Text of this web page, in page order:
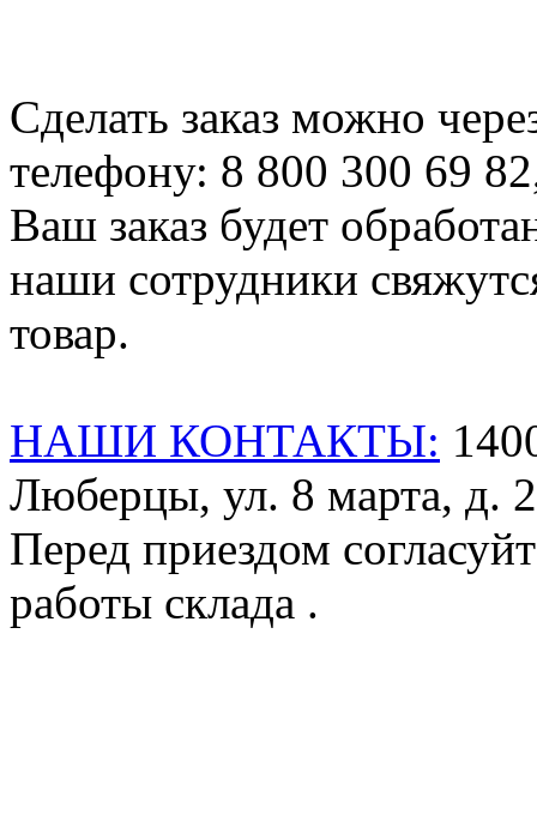
Сделать заказ можно
телефону: 8 800 300 69
Ваш заказ будет
наши сотрудники
товар.
НАШИ КОНТАКТЫ:
Люберцы, ул. 8 марта, д.
Перед приездом
работы склада .